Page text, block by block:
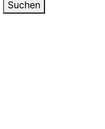
Suchen